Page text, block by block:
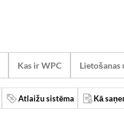
Kas ir WPC
Atlaižu sistēma Kā